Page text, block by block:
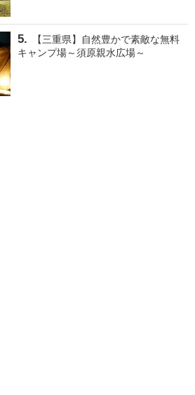
【三重県】自然豊かで素敵な無料
キャンプ場～須原親水広場～